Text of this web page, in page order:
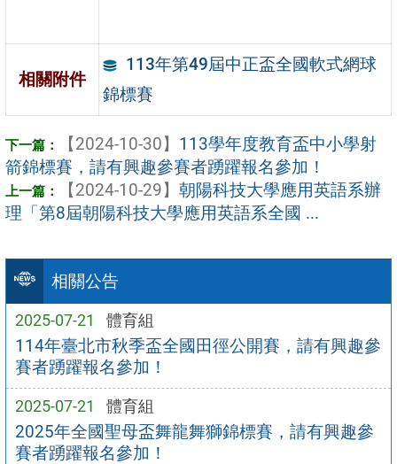
相關公告
2025-07-21 體育組
114年臺北市秋季盃全國田徑公開賽，請有興趣參
賽者踴躍報名參加！
2025-07-21 體育組
2025年全國聖母盃舞龍舞獅錦標賽，請有興趣參
賽者踴躍報名參加！
相關附件
113年第49屆中正盃全國軟式網球
錦標賽
【2024-10-30】 113學年度教育盃中小學射
箭錦標賽，請有興趣參賽者踴躍報名參加！
【2024-10-29】 朝陽科技大學應用英語系辦
理「第8屆朝陽科技大學應用英語系全國 ...